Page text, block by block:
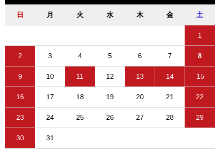
日 月 火 水 木 金 土
1
2 3 4 5 6 7 8
9 10 11 12 13 14 15
16 17 18 19 20 21 22
23 24 25 26 27 28 29
30 31